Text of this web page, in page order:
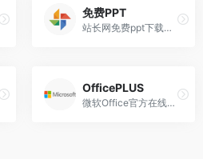
免费PPT
站长网免费ppt下载，免注册。
OfficePLUS
微软Office官方在线模板网站！